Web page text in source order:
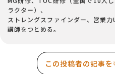
ラクター）、
ストレングスファインダー、営業
講師をつとめる。
この投稿者の記事